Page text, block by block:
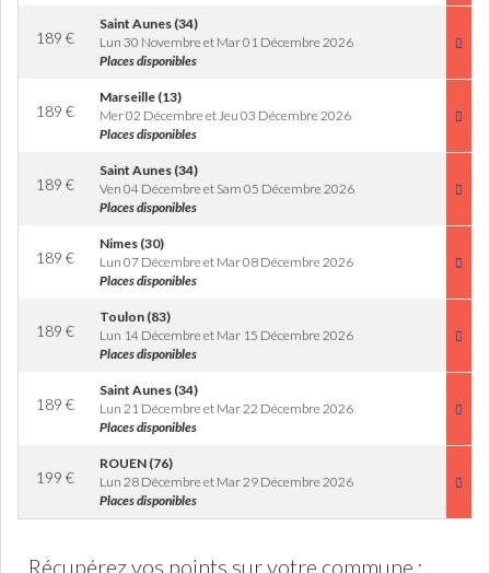
189 €
Saint Aunes (34)
Lun 30 Novembre et Mar 01 Décembre 2026
Places disponibles
189 €
Marseille (13)
Mer 02 Décembre et Jeu 03 Décembre 2026
Places disponibles
189 €
Saint Aunes (34)
Ven 04 Décembre et Sam 05 Décembre 2026
Places disponibles
189 €
Nimes (30)
Lun 07 Décembre et Mar 08 Décembre 2026
Places disponibles
189 €
Toulon (83)
Lun 14 Décembre et Mar 15 Décembre 2026
Places disponibles
189 €
Saint Aunes (34)
Lun 21 Décembre et Mar 22 Décembre 2026
Places disponibles
199 €
ROUEN (76)
Lun 28 Décembre et Mar 29 Décembre 2026
Places disponibles
Récupérez vos points sur votre commune :